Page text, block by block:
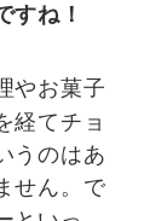
すね！
やお菓子
経てチョ
うのはあ
せん。で